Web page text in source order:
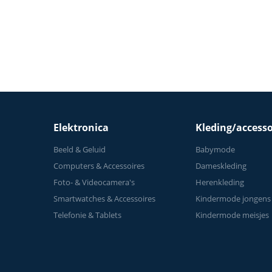
Elektronica
Beeld & Geluid
Computers & Accessoires
Foto- & Videocamera's
Smartwatches & Accessoires
Telefonie & Tablets
Kleding/
Babymode
Dameskleding
Herenkleding
Kindermode jongens
Kindermode meisjes